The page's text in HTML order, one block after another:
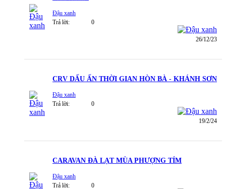
Đậu xanh
Trả lời:
0
26/12/23
CRV DẤU ẤN THỜI GIAN HÒN BÀ - KHÁNH SƠN
Đậu xanh
Trả lời:
0
19/2/24
CARAVAN ĐÀ LẠT MÙA PHƯỢNG TÍM
Đậu xanh
Trả lời:
0